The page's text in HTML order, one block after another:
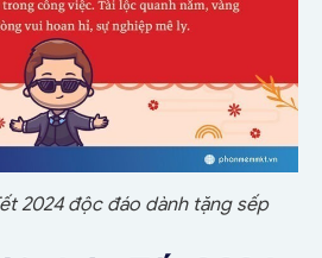
2024 độc đáo dành tặng sếp